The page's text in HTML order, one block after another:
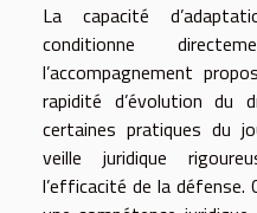
La capacité
conditionne
l’accompagnement
rapidité d’évolution du
certaines pratiques du
veille juridique
l’efficacité de la défense.